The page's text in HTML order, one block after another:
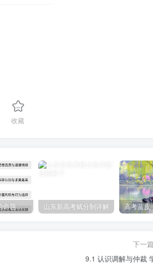
某的朋友于某、孙某均被炸伤。经营者甲
国社会科学院财经战略研究院发布
的比重为2.39%。国家实施减税降费
收藏
2025高考政治命题纲要解读 山东新高考赋分制详解
下一
9.1 认识调解与仲裁